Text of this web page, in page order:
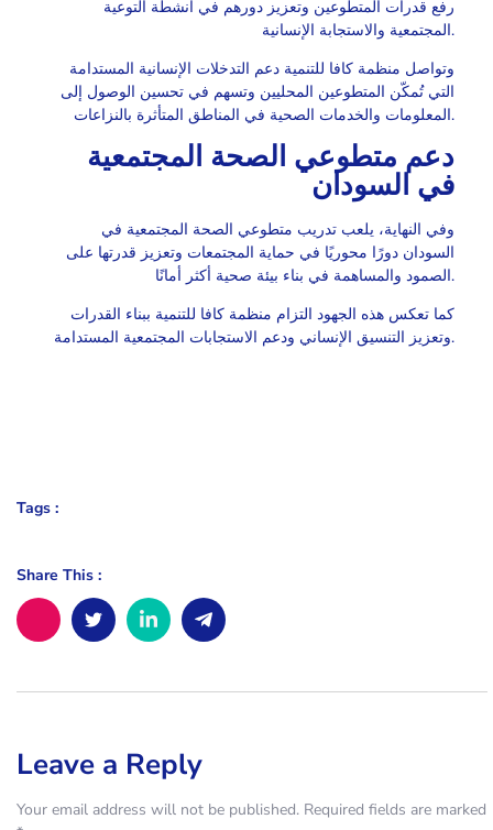
رفع قدرات المتطوعين وتعزيز دورهم في أنشطة التوعية
المجتمعية والاستجابة الإنسانية.
وتواصل منظمة كافا للتنمية دعم التدخلات الإنسانية المستدامة
التي تُمكّن المتطوعين المحليين وتسهم في تحسين الوصول إلى
المعلومات والخدمات الصحية في المناطق المتأثرة بالنزاعات.
دعم متطوعي الصحة المجتمعية
في السودان
وفي النهاية، يلعب تدريب متطوعي الصحة المجتمعية في
السودان دورًا محوريًا في حماية المجتمعات وتعزيز قدرتها على
الصمود والمساهمة في بناء بيئة صحية أكثر أمانًا.
كما تعكس هذه الجهود التزام منظمة كافا للتنمية ببناء القدرات
وتعزيز التنسيق الإنساني ودعم الاستجابات المجتمعية المستدامة.
Tags :
Share This :
Leave a Reply
Your email address will not be published. Required fields are marked